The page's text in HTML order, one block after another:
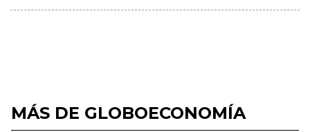
MÁS DE GLOBOECONOMÍA